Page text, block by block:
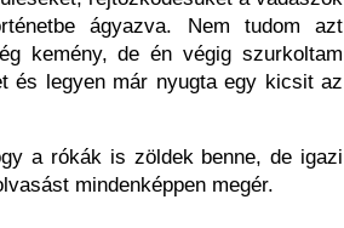
ágyazva. Nem tudom azt
kemény, de én végig szurkoltam
és legyen már nyugta egy kicsit az
a rókák is zöldek benne, de igazi
mindenképpen megér.